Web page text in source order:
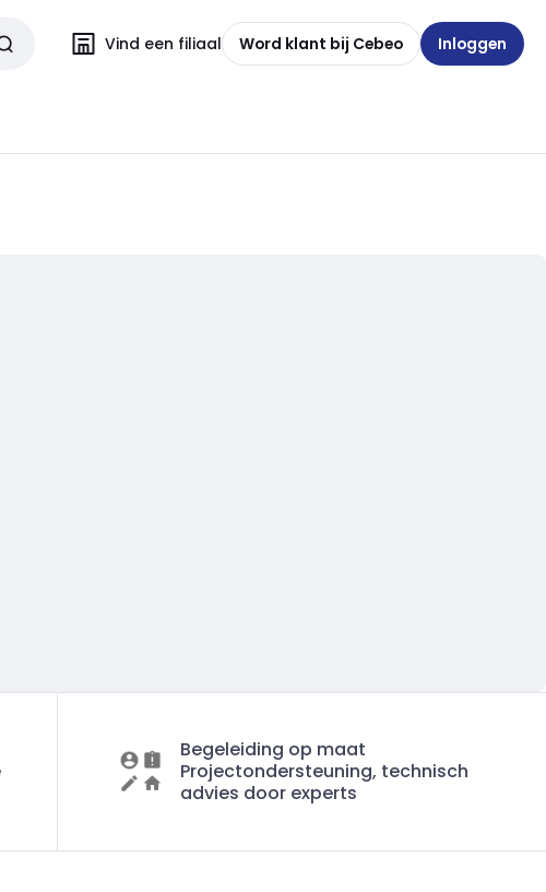
Vind een filiaal Word klant bij Cebeo Inloggen
Begeleiding op maat
Projectondersteuning, technisch
advies door experts